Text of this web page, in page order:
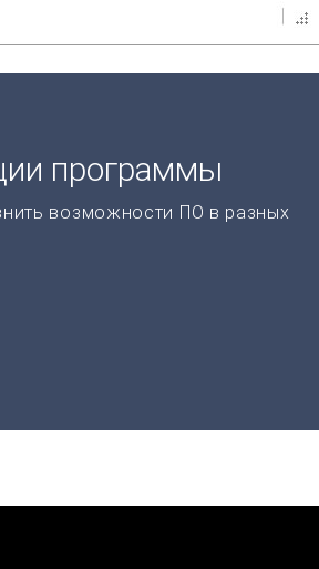
программы
возможности ПО в разных